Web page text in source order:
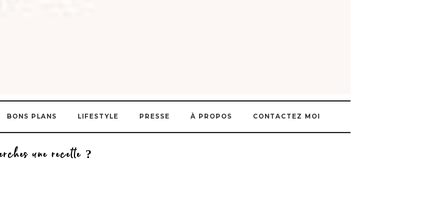
BONS PLANS LIFESTYLE PRESSE À PROPOS CONTACTEZ MOI